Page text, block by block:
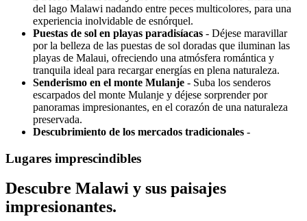
del lago Malawi nadando entre peces multicolores, para una
experiencia inolvidable de esnórquel.
Puestas de sol en playas paradisíacas - Déjese maravillar
por la belleza de las puestas de sol doradas que iluminan las
playas de Malaui, ofreciendo una atmósfera romántica y
tranquila ideal para recargar energías en plena naturaleza.
Senderismo en el monte Mulanje - Suba los senderos
escarpados del monte Mulanje y déjese sorprender por
panoramas impresionantes, en el corazón de una naturaleza
preservada.
Descubrimiento de los mercados tradicionales -
Lugares imprescindibles
Descubre Malawi y sus paisajes
impresionantes.